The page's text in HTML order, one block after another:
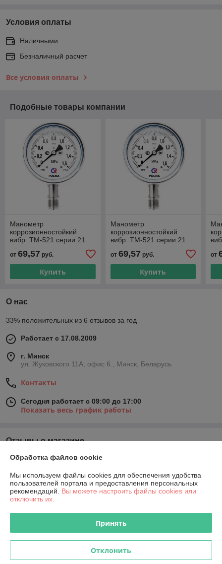
Условия оплаты
Наличными
Безналичный расчет
Все условия оплаты
Подобные товары компании
Манометр
коррозионностойкий
вибр. ТМ-521 серии 21
0…0,1МПа М20×1,5 или
G½ радиальный штуцер
от 69,57 руб.
Купить
Манометр
коррозионностойкий
вибр. ТМ-521 серии 21
0…0,16МПа М20×1,5 или
G½ радиальный штуцер
от 69,57 руб.
Купить
G½
от
О нас
33% положительных из 6 отзывов за год
Работает с 17.08.2009
г. Минск
ул. Жуковского 11А, офис 6., Минск, Беларусь
Контакты
Сегодня работает с 09:00 до 17:00
Показать весь график работы
Отзывы о магазине
У компании пока нет отзывов, добавьте первый
О нас
Контакты
Доставка и оплата
График работы
Обработка файлов cookie
Мы используем файлы cookies для обеспечения удобства
пользователей портала и предоставления персональных
рекомендаций. Вы можете настроить файлы cookies или
отключить их.
Принять
Отклонить